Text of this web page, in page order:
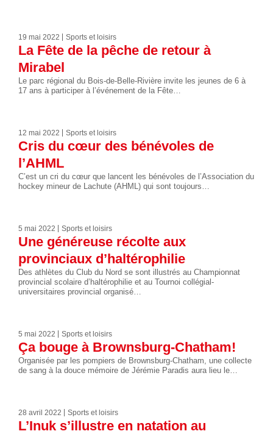
19 mai 2022 Sports et loisirs
La Fête de la pêche de retour à
Mirabel
Le parc régional du Bois-de-Belle-Rivière invite les jeunes de 6 à
17 ans à participer à l’événement de la Fête…
12 mai 2022 Sports et loisirs
Cris du cœur des bénévoles de
l’AHML
C’est un cri du cœur que lancent les bénévoles de l’Association du
hockey mineur de Lachute (AHML) qui sont toujours…
5 mai 2022 Sports et loisirs
Une généreuse récolte aux
provinciaux d’haltérophilie
Des athlètes du Club du Nord se sont illustrés au Championnat
provincial scolaire d’haltérophilie et au Tournoi collégial-
universitaires provincial organisé…
5 mai 2022 Sports et loisirs
Ça bouge à Brownsburg-Chatham!
Organisée par les pompiers de Brownsburg-Chatham, une collecte
de sang à la douce mémoire de Jérémie Paradis aura lieu le…
28 avril 2022 Sports et loisirs
L’Inuk s’illustre en natation au